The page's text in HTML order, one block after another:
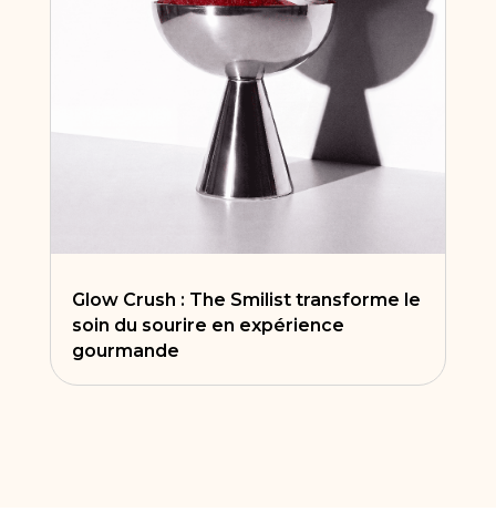
Glow Crush : The Smilist transforme le
soin du sourire en expérience
gourmande